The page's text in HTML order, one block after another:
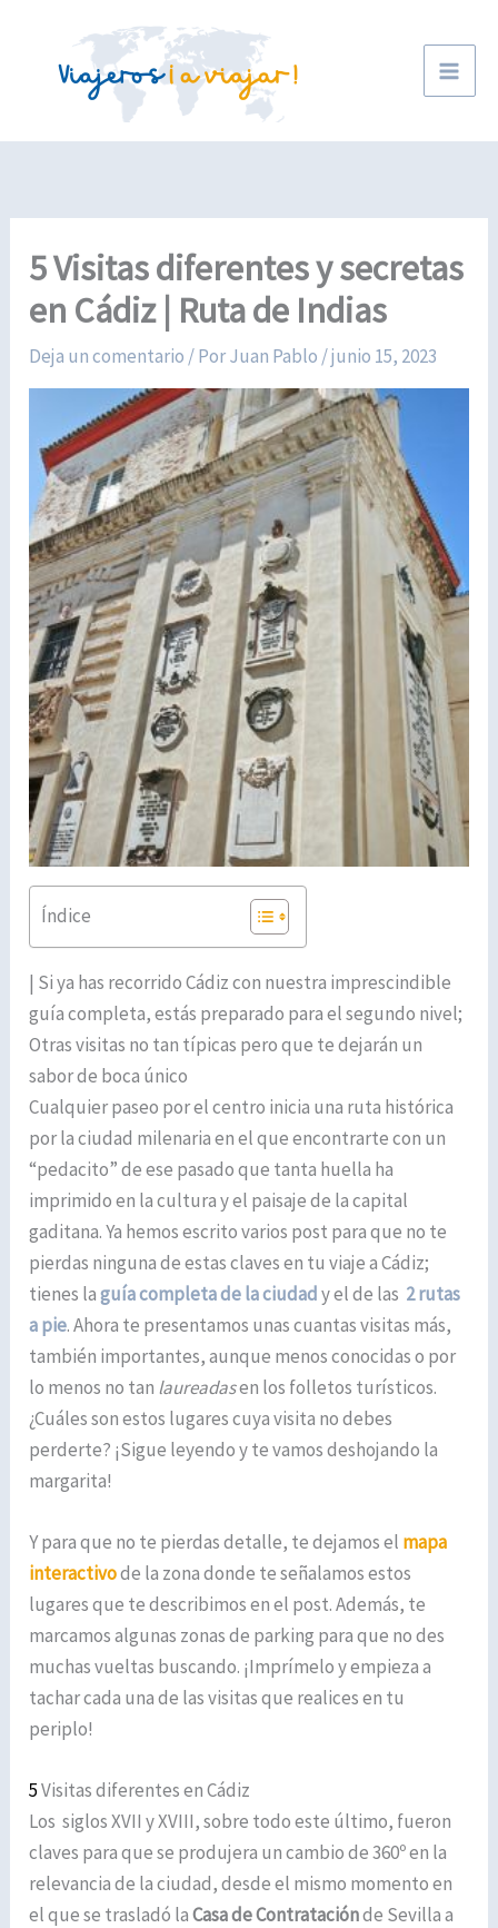
contenido
5 Visitas diferentes y secretas
en Cádiz | Ruta de Indias
Deja un comentario / PorJuan Pablo /junio 15, 2023
Índice
| Si ya has recorrido Cádiz con nuestra imprescindible
guía completa, estás preparado para el segundo nivel;
Otras visitas no tan típicas pero que te dejarán un
sabor de boca único
Cualquier paseo por el centro inicia una ruta histórica
por la ciudad milenaria en el que encontrarte con un
“pedacito” de ese pasado que tanta huella ha
imprimido en la cultura y el paisaje de la capital
gaditana. Ya hemos escrito varios post para que no te
pierdas ninguna de estas claves en tu viaje a Cádiz;
tienes laguía completa de la ciudady el de las 2 rutas
a pie. Ahora te presentamos unas cuantas visitas más,
también importantes, aunque menos conocidas o por
lo menos no tan laureadasen los folletos turísticos.
¿Cuáles son estos lugares cuya visita no debes
perderte? ¡Sigue leyendo y te vamos deshojando la
margarita!
Y para que no te pierdas detalle, te dejamos el mapa
interactivode la zona donde te señalamos estos
lugares que te describimos en el post. Además, te
marcamos algunas zonas de parking para que no des
muchas vueltas buscando. ¡Imprímelo y empieza a
tachar cada una de las visitas que realices en tu
periplo!
5Visitas diferentes en Cádiz
Los siglos XVII y XVIII, sobre todo este último, fueron
claves para que se produjera un cambio de 360º en la
relevancia de la ciudad, desde el mismo momento en
el que se trasladó laCasa de Contrataciónde Sevilla a